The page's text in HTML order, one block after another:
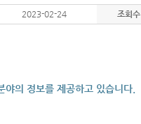
2023-02-24 조회수
의 정보를 제공하고 있습니다.